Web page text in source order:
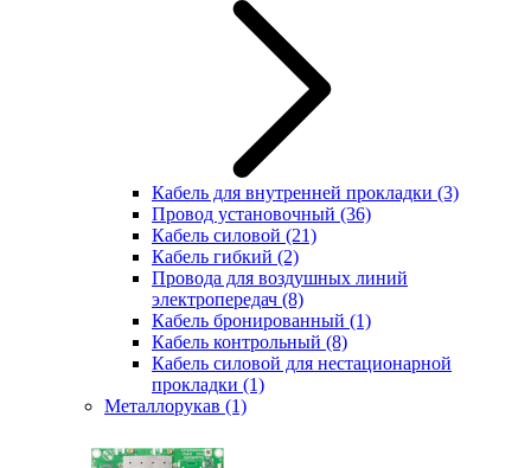
Кабель для внутренней прокладки (3)
Провод установочный (36)
Кабель силовой (21)
Кабель гибкий (2)
Провода для воздушных линий
электропередач (8)
Кабель бронированный (1)
Кабель контрольный (8)
Кабель силовой для нестационарной
прокладки (1)
Металлорукав (1)